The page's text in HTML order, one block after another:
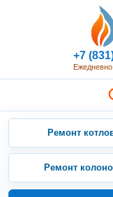
+7
Ремонт
Ремонт